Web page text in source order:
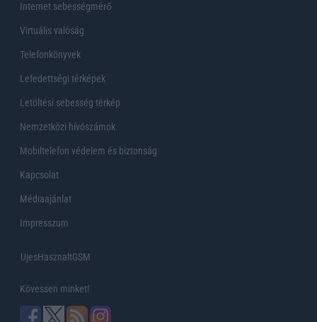
Internet sebességmérő
Virtuális valóság
Telefonkönyvek
Lefedettségi térképek
Letöltési sebesség térkép
Nemzetközi hívószámok
Mobiltelefon védelem és biztonság
Kapcsolat
Médiaajánlat
Impresszum
UjesHasznaltGSM
Kövessen minket!